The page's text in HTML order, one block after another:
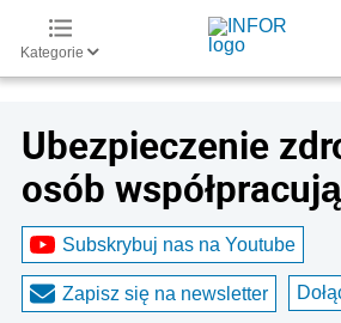
Kategorie
Ubezpieczenie
osób
Subskrybuj nas na Youtube
Zapisz się na newsletter